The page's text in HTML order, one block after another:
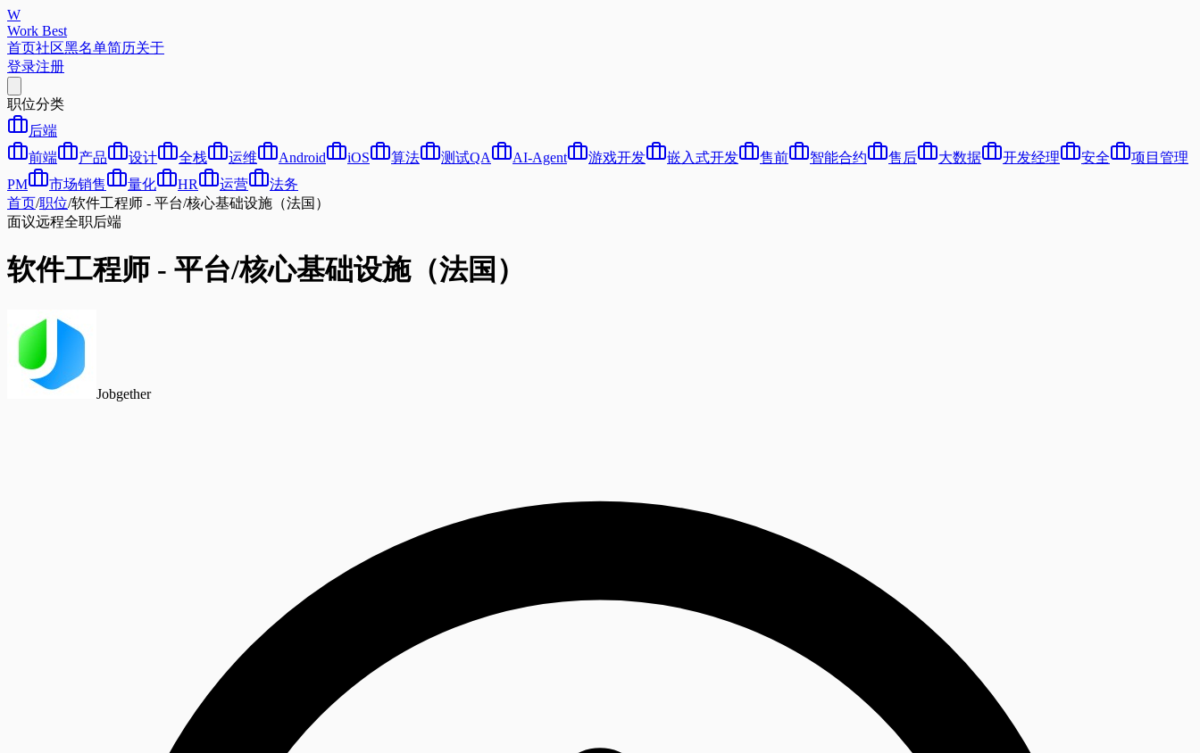
W
Work Best
首页社区黑名单简历关于
登录注册
职位分类
后端
前端
产品 设计 全栈 运维 Android iOS 算法 测试QA AI-Agent 游戏开发 嵌入式开发 售前 智能合约 售后 大数据 开发经理 安全
项目管理
PM
市场销售 量化 HR 运营
法务
首页/职位/软件工程师 - 平台/核心基础设施（法国）
面议远程全职后端
软件工程师 - 平台/核心基础设施（法国）
Jobgether